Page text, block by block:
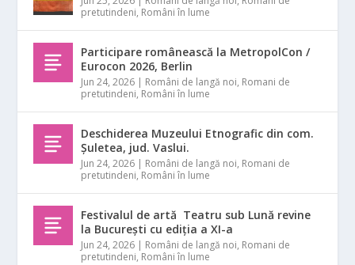
pretutindeni, Români în lume
Participare românească la MetropolCon /
Eurocon 2026, Berlin
Jun 24, 2026 | Români de langă noi, Romani de
pretutindeni, Români în lume
Deschiderea Muzeului Etnografic din com.
Șuletea, jud. Vaslui.
Jun 24, 2026 | Români de langă noi, Romani de
pretutindeni, Români în lume
Festivalul de artă Teatru sub Lună revine
la București cu ediția a XI-a
Jun 24, 2026 | Români de langă noi, Romani de
pretutindeni, Români în lume